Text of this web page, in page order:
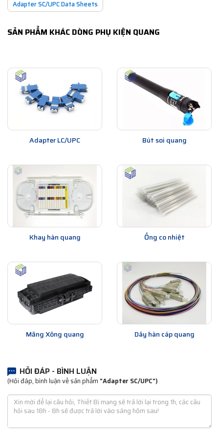
Adapter SC/UPC Data Sheets
SẢN PHẨM KHÁC DÒNG PHỤ KIỆN QUANG
Adapter LC/UPC Bút soi quang
Khay hàn quang Ống co nhiệt
Măng Xông quang Dây hàn cáp quang
HỎI ĐÁP - BÌNH LUẬN
(Hỏi đáp, bình luận về sản phẩm "Adapter SC/UPC")